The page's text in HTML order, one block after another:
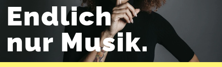
Endlich
nur Musik.